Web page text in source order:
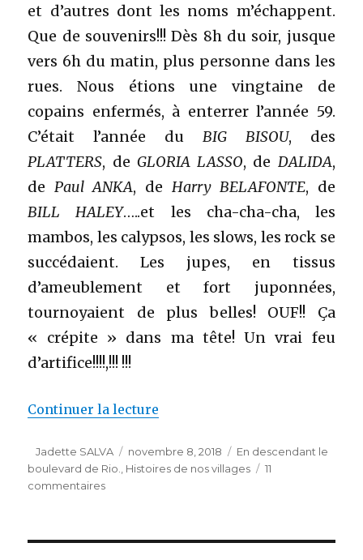
et d’autres dont les noms m’échappent.
Que de souvenirs!!! Dès 8h du soir, jusque
vers 6h du matin, plus personne dans les
rues. Nous étions une vingtaine de
copains enfermés, à enterrer l’année 59.
C’était l’année du BIG BISOU, des
PLATTERS, de GLORIA LASSO, de DALIDA,
de Paul ANKA, de Harry BELAFONTE, de
BILL HALEY…..et les cha-cha-cha, les
mambos, les calypsos, les slows, les rock se
succédaient. Les jupes, en tissus
d’ameublement et fort juponnées,
tournoyaient de plus belles! OUF!! Ça
« crépite » dans ma tête! Un vrai feu
d’artifice!!!!,!!! !!!
Continuer la lecture
Auteur
Jadette SALVA
Publié
le
novembre 8, 2018 Catégories
En descendant le
boulevard de Rio.
Histoires de nos villages
11
commentairessur